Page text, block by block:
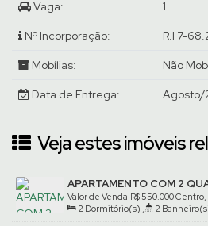
Venha conhecer pessoalmente,
nossos corretores.
Vaga: 1
Nº Incorporação: R.I 7-
Mobílias: Não
Data de Entrega: Agosto/
Veja estes imóveis
APARTAMENTO COM 2
R$ 550.000
Valor de Venda
Centro,
Brasil
2 Dormitório(s) , 2